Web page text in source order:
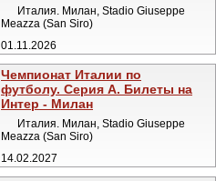
Италия. Милан, Stadio Giuseppe
Meazza (San Siro)
01.11.2026
Чемпионат Италии по
футболу. Серия А. Билеты на
Интер - Милан
Италия. Милан, Stadio Giuseppe
Meazza (San Siro)
14.02.2027